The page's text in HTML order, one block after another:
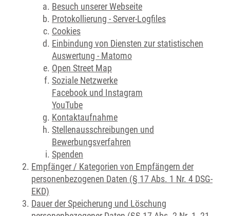
Besuch unserer Webseite
Protokollierung - Server-Logfiles
Cookies
Einbindung von Diensten zur statistischen
Auswertung - Matomo
Open Street Map
Soziale Netzwerke
Facebook und Instagram
YouTube
Kontaktaufnahme
Stellenausschreibungen und
Bewerbungsverfahren
Spenden
Empfänger / Kategorien von Empfängern der
personenbezogenen Daten (§ 17 Abs. 1 Nr. 4 DSG-
EKD)
Dauer der Speicherung und Löschung